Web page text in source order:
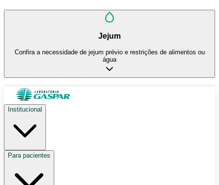
Jejum
Confira a necessidade de jejum prévio e restrições de alimentos ou
água
Institucional
Para pacientes